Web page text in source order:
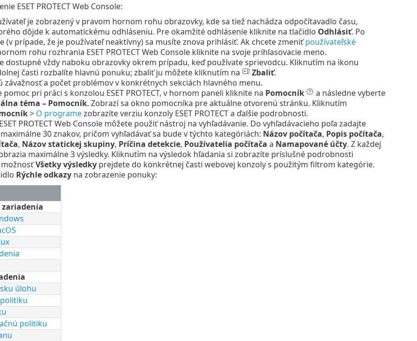
ESET PROTECT Web Console:
je zobrazený v pravom hornom rohu obrazovky, kde sa tiež nachádza odpočítavadlo času,
dôjde k automatickému odhláseniu. Pre okamžité odhlásenie kliknite na tlačidlo Odhlásiť. Po
(v prípade, že je používateľ neaktívny) sa musíte znova prihlásiť. Ak chcete zmeniťpoužívateľské
rohu rozhrania ESET PROTECT Web Console kliknite na svoje prihlasovacie meno.
dostupné vždy naboku obrazovky okrem prípadu, keď používate sprievodcu. Kliknutím na ikonu
časti rozbalíte hlavnú ponuku; zbaliť ju môžete kliknutím na Zbaliť.
závažnosť a počet problémov v konkrétnych sekciách hlavného menu.
pri práci s konzolou ESET PROTECT, v hornom paneli kliknite na Pomocník
a následne vyberte
téma – Pomocník. Zobrazí sa okno pomocníka pre aktuálne otvorenú stránku. Kliknutím
> O programezobrazíte verziu konzoly ESET PROTECT a ďalšie podrobnosti.
PROTECT Web Console môžete použiť nástroj na vyhľadávanie. Do vyhľadávacieho poľa zadajte
30 znakov, pričom vyhľadávať sa bude v týchto kategóriách: Názov počítača, Popis počítača,
, Názov statickej skupiny, Príčina detekcie, Používatelia počítača a Namapované účty. Z každej
maximálne 3 výsledky. Kliknutím na výsledok hľadania si zobrazíte príslušné podrobnosti
Všetky výsledkyprejdete do konkrétnej časti webovej konzoly s použitým filtrom kategórie.
Rýchle odkazyna zobrazenie ponuky:
úlohu
politiku